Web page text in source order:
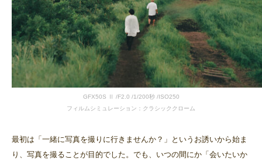
GFX50S Ⅱ /F2.0 /1/200秒 /ISO250
フィルムシミュレーション：クラシッククローム
最初は「一緒に写真を撮りに行きませんか？」というお誘いから始ま
り、写真を撮ることが目的でした。でも、いつの間にか「会いたいか